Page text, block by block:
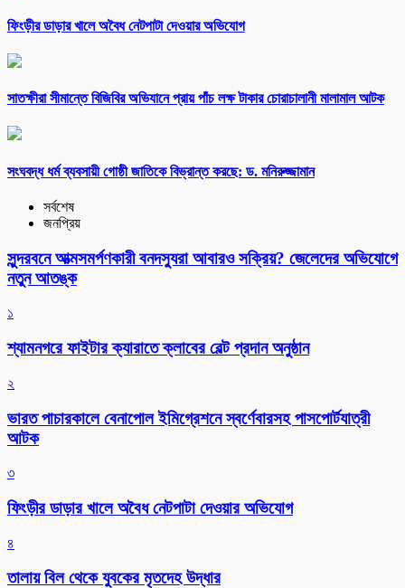
ফিংড়ীর ডাড়ার খালে অবৈধ নেটপাটা দেওয়ার অভিযোগ
সাতক্ষীরা সীমান্তে বিজিবির অভিযানে প্রায় পাঁচ লক্ষ টাকার চোরাচালানী মালামাল আটক
সংঘবদ্ধ ধর্ম ব্যবসায়ী গোষ্ঠী জাতিকে বিভ্রান্ত করছে: ড. মনিরুজ্জামান
সর্বশেষ
জনপ্রিয়
সুন্দরবনে আত্মসমর্পণকারী বনদস্যুরা আবারও সক্রিয়? জেলেদের অভিযোগে
নতুন আতঙ্ক
১
শ্যামনগরে ফাইটার ক্যারাতে ক্লাবের বেল্ট প্রদান অনুষ্ঠান
২
ভারত পাচারকালে বেনাপোল ইমিগ্রেশনে স্বর্ণেবারসহ পাসপোর্টযাত্রী
আটক
৩
ফিংড়ীর ডাড়ার খালে অবৈধ নেটপাটা দেওয়ার অভিযোগ
৪
তালায় বিল থেকে যুবকের মৃতদেহ উদ্ধার